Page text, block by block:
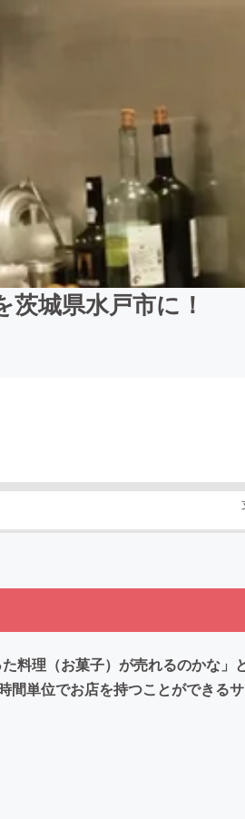
城県水戸市に！
料理（お菓子）が売れるのかな」
間単位でお店を持つことができる